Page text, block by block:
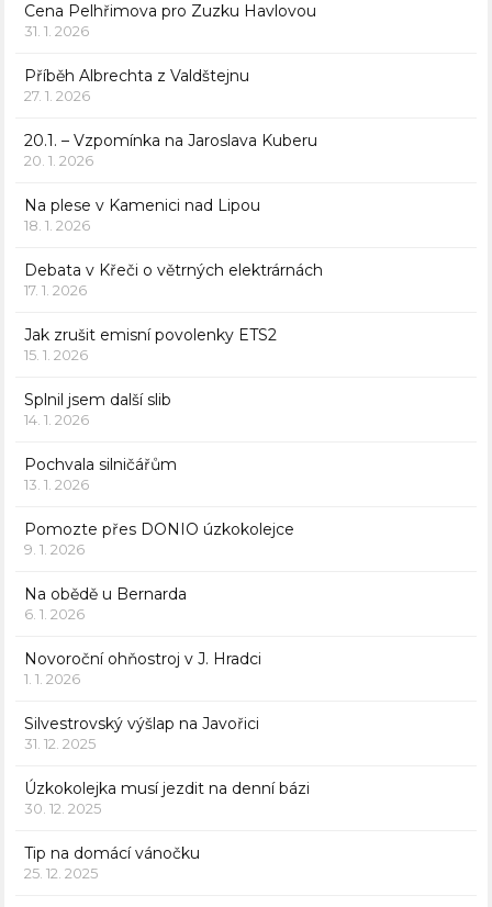
Cena Pelhřimova pro Zuzku Havlovou
31. 1. 2026
Příběh Albrechta z Valdštejnu
27. 1. 2026
20.1. – Vzpomínka na Jaroslava Kuberu
20. 1. 2026
Na plese v Kamenici nad Lipou
18. 1. 2026
Debata v Křeči o větrných elektrárnách
17. 1. 2026
Jak zrušit emisní povolenky ETS2
15. 1. 2026
Splnil jsem další slib
14. 1. 2026
Pochvala silničářům
13. 1. 2026
Pomozte přes DONIO úzkokolejce
9. 1. 2026
Na obědě u Bernarda
6. 1. 2026
Novoroční ohňostroj v J. Hradci
1. 1. 2026
Silvestrovský výšlap na Javořici
31. 12. 2025
Úzkokolejka musí jezdit na denní bázi
30. 12. 2025
Tip na domácí vánočku
25. 12. 2025